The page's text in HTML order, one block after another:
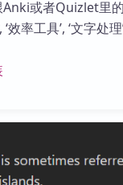
或者Quizlet里的
效率工具’, ‘文字处